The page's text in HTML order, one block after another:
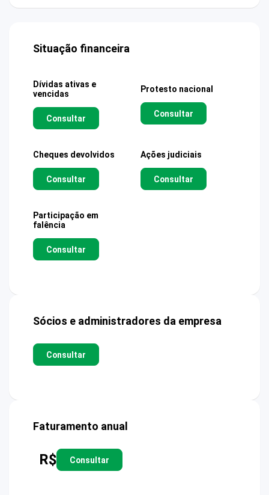
Situação financeira
Dívidas ativas e
vencidas
Consultar
Protesto nacional
Consultar
Cheques devolvidos
Consultar
Ações judiciais
Consultar
Participação em
falência
Consultar
Sócios e administradores da empresa
Consultar
Faturamento anual
R$ Consultar